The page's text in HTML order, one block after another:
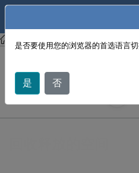
XenCenter XenCenter
回收释放的空间
June 18, 2024
X
是否要使用您的浏览器的首选语言
是 否